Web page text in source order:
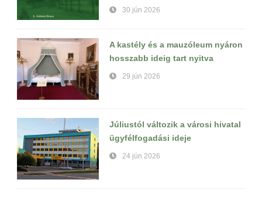
30 jún 2026
A kastély és a mauzóleum nyáron
hosszabb ideig tart nyitva
29 jún 2026
Júliustól változik a városi hivatal
ügyfélfogadási ideje
24 jún 2026